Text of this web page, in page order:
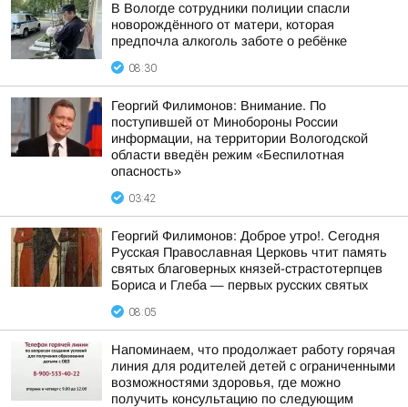
В Вологде сотрудники полиции спасли
новорождённого от матери, которая
предпочла алкоголь заботе о ребёнке
08:30
Георгий Филимонов: Внимание. По
поступившей от Минобороны России
информации, на территории Вологодской
области введён режим «Беспилотная
опасность»
03:42
Георгий Филимонов: Доброе утро!. Сегодня
Русская Православная Церковь чтит память
святых благоверных князей-страстотерпцев
Бориса и Глеба — первых русских святых
08:05
Напоминаем, что продолжает работу горячая
линия для родителей детей с ограниченными
возможностями здоровья, где можно
получить консультацию по следующим